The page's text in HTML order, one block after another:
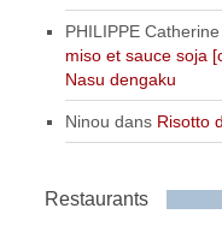
PHILIPPE Catherine
miso et sauce soja
Nasu dengaku
Ninou dans Risotto
Restaurants